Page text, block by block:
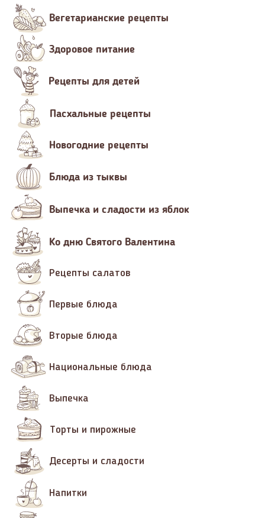
Вегетарианские рецепты
Здоровое питание
Рецепты для детей
Пасхальные рецепты
Новогодние рецепты
Блюда из тыквы
Выпечка и сладости из яблок
Ко дню Святого Валентина
Рецепты салатов
Первые блюда
Вторые блюда
Национальные блюда
Выпечка
Торты и пирожные
Десерты и сладости
Напитки